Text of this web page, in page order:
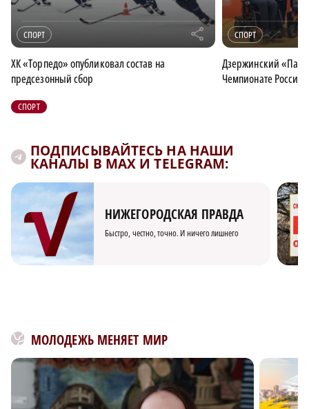
СПОРТ r
ХК «Торпедо» опубликовал состав на
предсезонный сбор
СПОРТ
Дзержинский
Чемпионате России
СПОРТ
ПОДПИСЫВАЙТЕСЬ НА НАШИ
КАНАЛЫ В MAX И TELEGRAM:
НИЖЕГОРОДСКАЯ ПРАВДА
Быстро, честно, точно. И ничего лишнего
МОЛОДЕЖЬ МЕНЯЕТ МИР